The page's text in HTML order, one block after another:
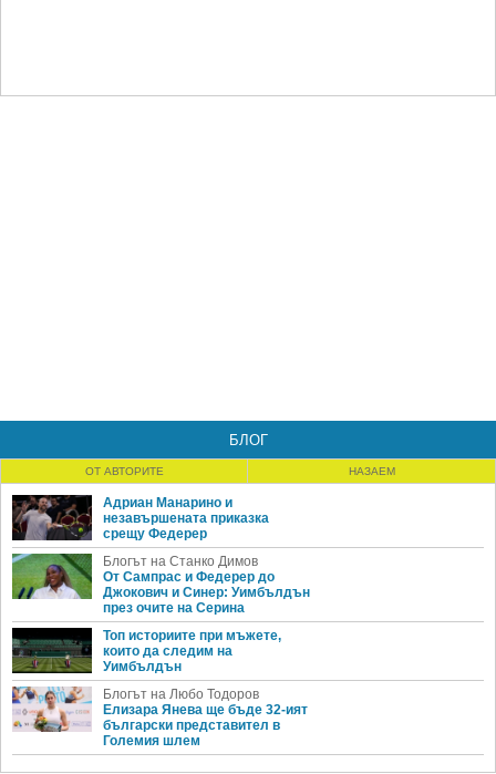
БЛОГ
ОТ АВТОРИТЕ НАЗАЕМ
Адриан Манарино и
незавършената приказка
срещу Федерер
Блогът на Станко Димов
От Сампрас и Федерер до
Джокович и Синер: Уимбълдън
през очите на Серина
Топ историите при мъжете,
които да следим на
Уимбълдън
Блогът на Любо Тодоров
Елизара Янева ще бъде 32-ият
български представител в
Големия шлем